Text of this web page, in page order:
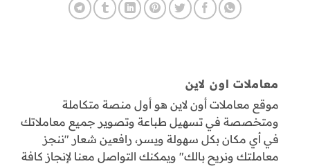
معاملات اون لاين
موقع معاملات أون لاين هو أول منصة متكاملة
ومتخصصة في تسهيل طباعة وتصوير جميع معاملاتك
في أي مكان بكل سهولة ويسر، رافعين شعار "ننجز
معاملتك ونريح بالك" ويمكنك التواصل معنا لإنجاز كافة